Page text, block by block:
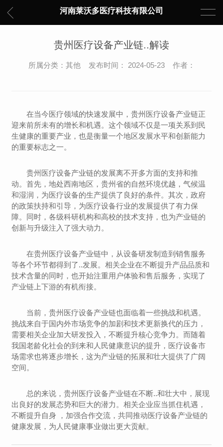
河南莱沃多医疗科技有限公司
贵州医疗设备产业链..解读
所属分类：其他 发布时间： 2024-05-23 作者：
在当今医疗领域的快速发展中，贵州医疗设备产业链正
迎来前所未有的增长和机遇。这个领域不仅是一项关系到民
生健康的重要产业，也是衡量一个地区发展水平和创新能力
的重要标志之一。
贵州医疗设备产业链的发展离不开多方面的支持和推
动。首先，地处西南地区，贵州省的自然环境优越，气候温
和湿润，为医疗设备的生产提供了良好的条件。其次，政府
的政策扶持和引导，为医疗设备行业的发展提供了有力保
障。同时，各级科研机构和高校的技术支持，也为产业链的
创新与升级注入了强大动力。
在贵州医疗设备产业链中，从设备研发制造到销售服务
等各个环节都得到了..发展。相关企业在不断提升产品品质和
技术含量的同时，也开始注重用户体验和售后服务，实现了
产业链上下游的有机衔接。
当前，贵州医疗设备产业链也面临着一些挑战和机遇。
挑战来自于国内外市场竞争的加剧和技术更新换代的压力，
需要相关企业加大研发投入，不断提升核心竞争力。而随着
我国老龄化社会的到来和人民健康意识的提升，医疗设备市
场需求也将逐步增长，这为产业链的拓展和壮大提供了广阔
空间。
总的来说，贵州医疗设备产业链在不断..和壮大中，展现
出良好的发展态势和巨大的潜力。相关企业应当抓住机遇，
不断提升自身 ，加强合作交流，共同推动医疗设备产业链的
健康发展，为人民健康事业做出更大贡献。